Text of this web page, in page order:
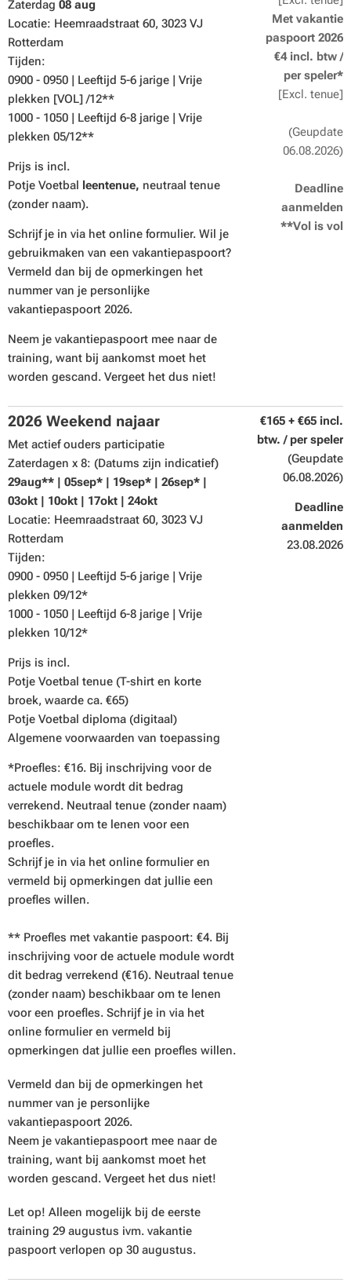
Zaterdag 08 aug
Locatie: Heemraadstraat 60, 3023 VJ
Rotterdam
Tijden:
0900 - 0950 | Leeftijd 5-6 jarige | Vrije
plekken [VOL] /12**
1000 - 1050 | Leeftijd 6-8 jarige | Vrije
plekken 05/12**
Prijs is incl.
Potje Voetbal leentenue, neutraal tenue
(zonder naam).
Schrijf je in via het online formulier. Wil je
gebruikmaken van een vakantiepaspoort?
Vermeld dan bij de opmerkingen het
nummer van je personlijke
vakantiepaspoort 2026.
Neem je vakantiepaspoort mee naar de
training, want bij aankomst moet het
worden gescand. Vergeet het dus niet!
Met vakantie
paspoort 2026
€4 incl. btw /
per speler*
[Excl. tenue]
(Geupdate
06.08.2026)
Deadline
aanmelden
**Vol is vol
2026 Weekend najaar
Met actief ouders participatie
Zaterdagen x 8: (Datums zijn indicatief)
29aug** | 05sep* | 19sep* | 26sep* |
03okt | 10okt | 17okt | 24okt
Locatie: Heemraadstraat 60, 3023 VJ
Rotterdam
Tijden:
0900 - 0950 | Leeftijd 5-6 jarige | Vrije
plekken 09/12*
1000 - 1050 | Leeftijd 6-8 jarige | Vrije
plekken 10/12*
Prijs is incl.
Potje Voetbal tenue (T-shirt en korte
broek, waarde ca. €65)
Potje Voetbal diploma (digitaal)
Algemene voorwaarden van toepassing
*Proefles: €16. Bij inschrijving voor de
actuele module wordt dit bedrag
verrekend. Neutraal tenue (zonder naam)
beschikbaar om te lenen voor een
proefles.
Schrijf je in via het online formulier en
vermeld bij opmerkingen dat jullie een
proefles willen.
** Proefles met vakantie paspoort: €4. Bij
inschrijving voor de actuele module wordt
dit bedrag verrekend (€16). Neutraal tenue
(zonder naam) beschikbaar om te lenen
voor een proefles. Schrijf je in via het
online formulier en vermeld bij
opmerkingen dat jullie een proefles willen.
Vermeld dan bij de opmerkingen het
nummer van je personlijke
vakantiepaspoort 2026.
Neem je vakantiepaspoort mee naar de
training, want bij aankomst moet het
worden gescand. Vergeet het dus niet!
Let op! Alleen mogelijk bij de eerste
training 29 augustus ivm. vakantie
paspoort verlopen op 30 augustus.
€165 + €65 incl.
btw. / per speler
(Geupdate
06.08.2026)
Deadline
aanmelden
23.08.2026